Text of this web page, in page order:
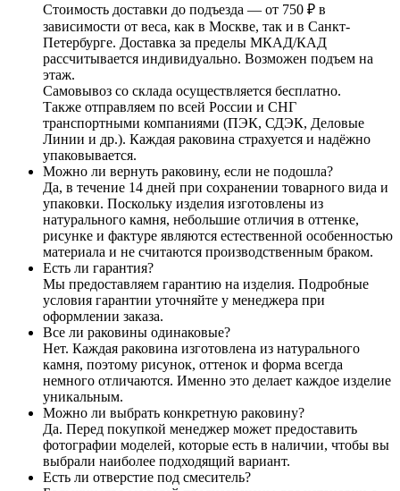
Стоимость доставки до подъезда — от 750 ₽ в
зависимости от веса, как в Москве, так и в Санкт-
Петербурге. Доставка за пределы МКАД/КАД
рассчитывается индивидуально. Возможен подъем на
этаж.
Самовывоз со склада осуществляется бесплатно.
Также отправляем по всей России и СНГ
транспортными компаниями (ПЭК, СДЭК, Деловые
Линии и др.). Каждая раковина страхуется и надёжно
упаковывается.
Можно ли вернуть раковину, если не подошла?
Да, в течение 14 дней при сохранении товарного вида и
упаковки. Поскольку изделия изготовлены из
натурального камня, небольшие отличия в оттенке,
рисунке и фактуре являются естественной особенностью
материала и не считаются производственным браком.
Есть ли гарантия?
Мы предоставляем гарантию на изделия. Подробные
условия гарантии уточняйте у менеджера при
оформлении заказа.
Все ли раковины одинаковые?
Нет. Каждая раковина изготовлена из натурального
камня, поэтому рисунок, оттенок и форма всегда
немного отличаются. Именно это делает каждое изделие
уникальным.
Можно ли выбрать конкретную раковину?
Да. Перед покупкой менеджер может предоставить
фотографии моделей, которые есть в наличии, чтобы вы
выбрали наиболее подходящий вариант.
Есть ли отверстие под смеситель?